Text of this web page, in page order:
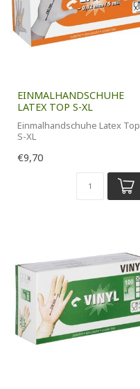
EINMALHANDSCHUHE
LATEX TOP S-XL
Einmalhandschuhe Latex Top
S-XL
€9,70